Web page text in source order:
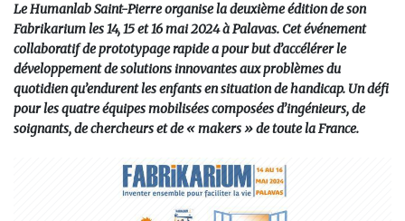
Le Humanlab Saint-Pierre organise la deuxième édition de son
Fabrikarium les 14, 15 et 16 mai 2024 à Palavas. Cet événement
collaboratif de prototypage rapide a pour but d’accélérer le
développement de solutions innovantes aux problèmes du
quotidien qu’endurent les enfants en situation de handicap. Un défi
pour les quatre équipes mobilisées composées d’ingénieurs, de
soignants, de chercheurs et de « makers » de toute la France.